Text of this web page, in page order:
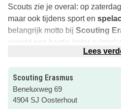
Scouts zie je overal: op
maar ook tijdens sport en
belangrijk motto bij Scouting
wereld een beetje beter
gevonden hebt’. Scouting staat
Bij Erasmus besteden kinderen
actieve
en uitdagende manier
Ze hebben veel plezier met
Lees
Scouting Erasmus
Beneluxweg 69
4904 SJ Oosterhout